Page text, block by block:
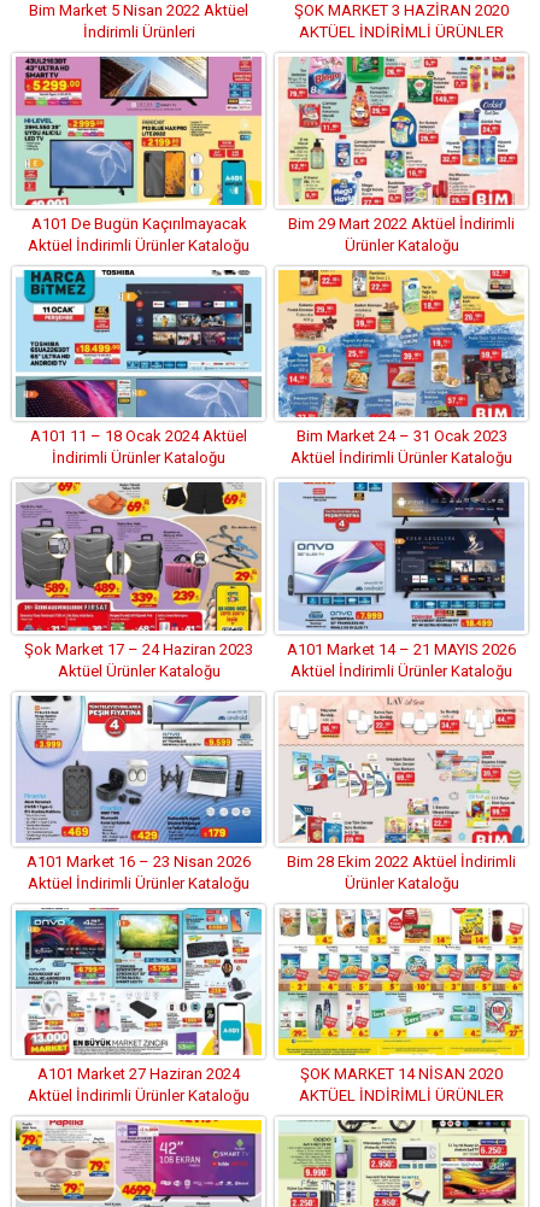
Bim Market 5 Nisan 2022 Aktüel
İndirimli Ürünleri
ŞOK MARKET 3 HAZİRAN 2020
AKTÜEL İNDİRİMLİ ÜRÜNLER
KATALOĞU
A101 De Bugün Kaçırılmayacak
Aktüel İndirimli Ürünler Kataloğu
(19.05.2022.)
Bim 29 Mart 2022 Aktüel İndirimli
Ürünler Kataloğu
A101 11 – 18 Ocak 2024 Aktüel
İndirimli Ürünler Kataloğu
Bim Market 24 – 31 Ocak 2023
Aktüel İndirimli Ürünler Kataloğu
Şok Market 17 – 24 Haziran 2023
Aktüel Ürünler Kataloğu
A101 Market 14 – 21 MAYIS 2026
Aktüel İndirimli Ürünler Kataloğu
A101 Market 16 – 23 Nisan 2026
Aktüel İndirimli Ürünler Kataloğu
Bim 28 Ekim 2022 Aktüel İndirimli
Ürünler Kataloğu
A101 Market 27 Haziran 2024
Aktüel İndirimli Ürünler Kataloğu
ŞOK MARKET 14 NİSAN 2020
AKTÜEL İNDİRİMLİ ÜRÜNLER
KATALOĞU